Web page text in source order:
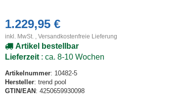
1.229,95 €
inkl. MwSt. , Versandkostenfreie Lieferung
Artikel bestellbar
Lieferzeit : ca. 8-10 Wochen
Artikelnummer: 10482-5
Hersteller: trend pool
GTIN/EAN : 4250659930098